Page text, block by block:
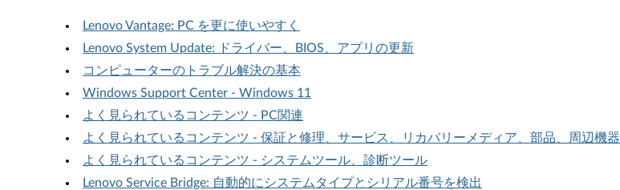
Lenovo Vantage: PC を更に使いやすく
Lenovo System Update: ドライバー、BIOS、アプリの更新
コンピューターのトラブル解決の基本
Windows Support Center - Windows 11
よく見られているコンテンツ - PC関連
よく見られているコンテンツ - 保証と修理、サービス、リカバリーメディア、部品、周辺機器
よく見られているコンテンツ - システムツール、診断ツール
Lenovo Service Bridge: 自動的にシステムタイプとシリアル番号を検出